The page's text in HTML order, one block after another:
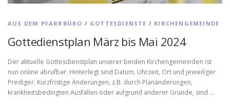
AUS DEM PFARRBÜRO / GOTTESDIENSTE / KIRCHENGEMEINDE
Gottedienstplan März bis Mai 2024
Der aktuelle Gottesdienstplan unserer beiden Kirchengemeinden ist
nun online abrufbar. Hinterlegt sind Datum, Uhrzeit, Ort und jeweiliger
Prediger. Kurzfristige Änderungen, z.B. durch Planänderungen,
krankheitsbedingten Ausfällen oder aufgrund anderer Gründe, sind …